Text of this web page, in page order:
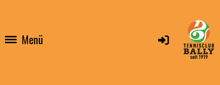
Menü